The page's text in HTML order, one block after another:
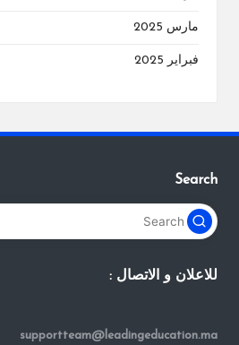
مارس 2025
فبراير 2025
Search
للاعلان و الاتصال :
supportteam@leadingeducation.ma